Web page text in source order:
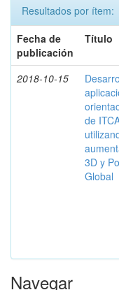
Resultados por ítem:
Fecha de
publicación
Título
2018-10-15
de
3D y
Global
Navegar